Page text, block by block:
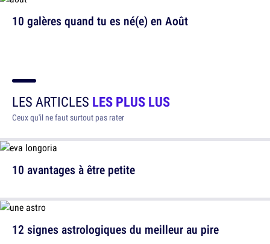
10 galères quand tu es né(e) en Août
LES ARTICLES LES PLUS LUS
Ceux qu'il ne faut surtout pas rater
10 avantages à être petite
12 signes astrologiques du meilleur au pire